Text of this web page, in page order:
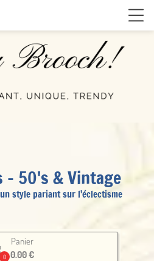
- 50's & Vintage
style pariant sur l'éclectisme
0
Panier
0.00 €